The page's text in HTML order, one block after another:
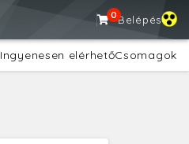
0Belépés
Ingyenesen elérhetőCsomagok